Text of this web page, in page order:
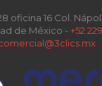
oficina 16 Col.
de México - +52